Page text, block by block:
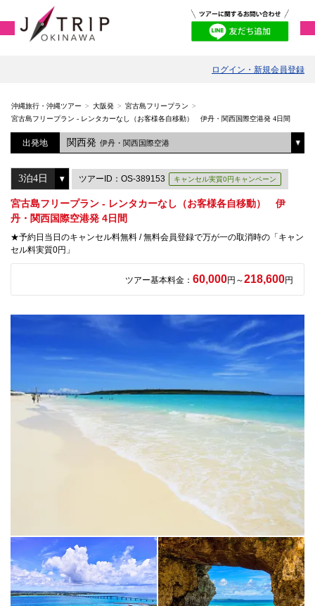
ログイン・新規会員登録
沖縄旅行・沖縄ツアー 大阪発
宮古島フリープラン
宮古島フリープラン - レンタカーなし（お客様各自移動） 伊丹・関西国際空港発 4日間
出発地 関西発 伊丹・関西国際空港
ツアーID：OS-389153 キャンセル実質0円キャンペーン
宮古島フリープラン - レンタカーなし（お客様各自移動） 伊
丹・関西国際空港発 4日間
★予約日当日のキャンセル料無料 / 無料会員登録で万が一の取消時の「キャン
セル料実質0円」
ツアー基本料金： 60,000円～218,600円